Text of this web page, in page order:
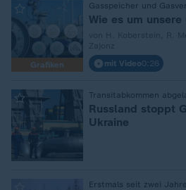
Grafiken
Gasspeicher und
Wie es um
mit Video0:26
Transitabkommen
Russland stoppt
Ukraine
Erstmals seit zwei